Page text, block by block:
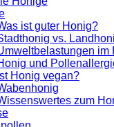
ist guter Honig?
vs.
im
und
Ist Honig vegan?
zum